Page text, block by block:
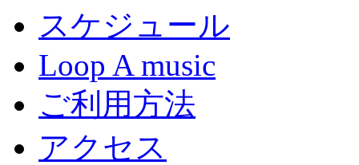
スケジュール
Loop A music
ご利用方法
アクセス